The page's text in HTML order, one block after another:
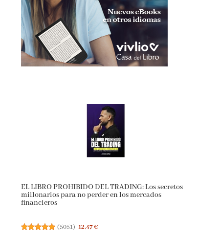
EL LIBRO PROHIBIDO DEL TRADING: Los secretos
millonarios para no perder en los mercados
financieros
(5051) 12,47 €